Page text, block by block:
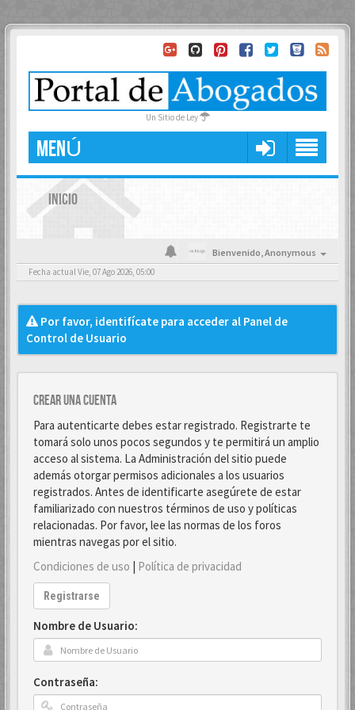
Un Sitio de Ley
MENÚ
INICIO
Bienvenido,Anonymous
Fecha actual Vie, 07 Ago 2026, 05:00
Por favor, identifícate para acceder al Panel de
Control de Usuario
Crear una cuenta
Para autenticarte debes estar registrado. Registrarte te
tomará solo unos pocos segundos y te permitirá un amplio
acceso al sistema. La Administración del sitio puede
además otorgar permisos adicionales a los usuarios
registrados. Antes de identificarte asegúrete de estar
familiarizado con nuestros términos de uso y políticas
relacionadas. Por favor, lee las normas de los foros
mientras navegas por el sitio.
Condiciones de uso | Política de privacidad
Registrarse
Nombre de Usuario:
Contraseña: